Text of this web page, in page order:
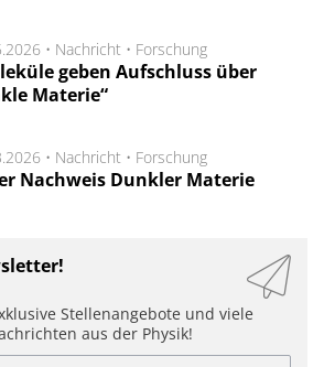
• Nachricht • Forschung
geben Aufschluss über
Materie“
• Nachricht • Forschung
Nachweis Dunkler Materie
Stellenangebote und viele
aus der Physik!